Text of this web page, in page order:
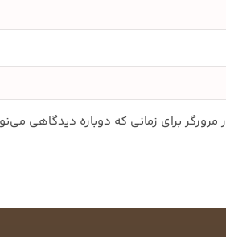
مرورگر برای زمانی که دوباره دیدگاهی